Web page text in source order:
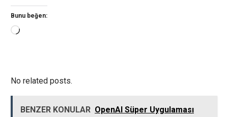
Bunu beğen:
Yükleniyor...
No related posts.
BENZER KONULAR OpenAI Süper Uygulaması